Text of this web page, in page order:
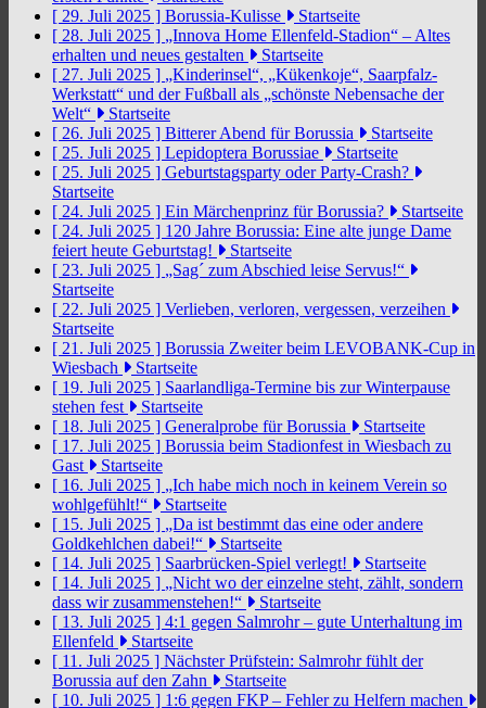
[ 29. Juli 2025 ] Borussia-Kulisse
Startseite
[ 28. Juli 2025 ] „Innova Home Ellenfeld-Stadion“ – Altes
erhalten und neues gestalten
Startseite
[ 27. Juli 2025 ] „Kinderinsel“, „Kükenkoje“, Saarpfalz-
Werkstatt“ und der Fußball als „schönste Nebensache der
Welt“
Startseite
[ 26. Juli 2025 ] Bitterer Abend für Borussia
Startseite
[ 25. Juli 2025 ] Lepidoptera Borussiae
Startseite
[ 25. Juli 2025 ] Geburtstagsparty oder Party-Crash?
Startseite
[ 24. Juli 2025 ] Ein Märchenprinz für Borussia?
Startseite
[ 24. Juli 2025 ] 120 Jahre Borussia: Eine alte junge Dame
feiert heute Geburtstag!
Startseite
[ 23. Juli 2025 ] „Sag´ zum Abschied leise Servus!“
Startseite
[ 22. Juli 2025 ] Verlieben, verloren, vergessen, verzeihen
Startseite
[ 21. Juli 2025 ] Borussia Zweiter beim LEVOBANK-Cup in
Wiesbach
Startseite
[ 19. Juli 2025 ] Saarlandliga-Termine bis zur Winterpause
stehen fest
Startseite
[ 18. Juli 2025 ] Generalprobe für Borussia
Startseite
[ 17. Juli 2025 ] Borussia beim Stadionfest in Wiesbach zu
Gast
Startseite
[ 16. Juli 2025 ] „Ich habe mich noch in keinem Verein so
wohlgefühlt!“
Startseite
[ 15. Juli 2025 ] „Da ist bestimmt das eine oder andere
Goldkehlchen dabei!“
Startseite
[ 14. Juli 2025 ] Saarbrücken-Spiel verlegt!
Startseite
[ 14. Juli 2025 ] „Nicht wo der einzelne steht, zählt, sondern
dass wir zusammenstehen!“
Startseite
[ 13. Juli 2025 ] 4:1 gegen Salmrohr – gute Unterhaltung im
Ellenfeld
Startseite
[ 11. Juli 2025 ] Nächster Prüfstein: Salmrohr fühlt der
Borussia auf den Zahn
Startseite
[ 10. Juli 2025 ] 1:6 gegen FKP – Fehler zu Helfern machen